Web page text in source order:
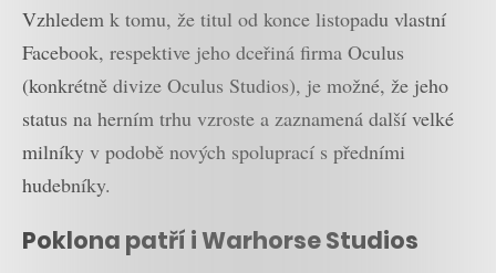
Vzhledem k tomu, že titul od konce listopadu vlastní
Facebook, respektive jeho dceřiná firma Oculus
(konkrétně divize Oculus Studios), je možné, že jeho
status na herním trhu vzroste a zaznamená další velké
milníky v podobě nových spoluprací s předními
hudebníky.
Poklona patří i Warhorse Studios